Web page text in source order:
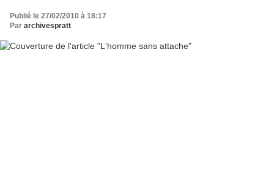
Publié le 27/02/2010 à 18:17
Par archivespratt